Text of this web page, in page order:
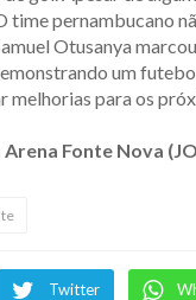
time pernambucano
Otusanya
um
melhorias para os
Fonte Nova
Twitter